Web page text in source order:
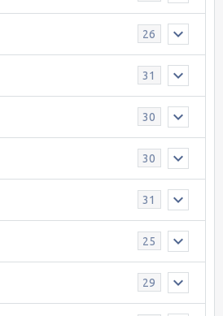
26
31
30
30
31
25
29